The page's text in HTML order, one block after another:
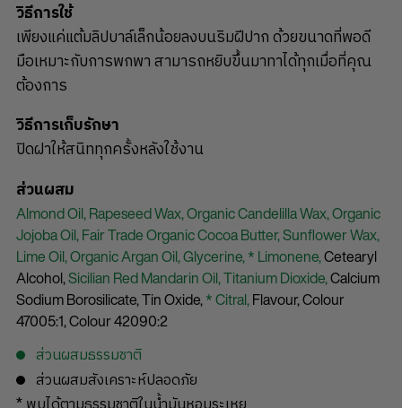
วิธีการใช้
เพียงแค่แต้มลิปบาล์เล็กน้อยลงบนริมฝีปาก ด้วยขนาดที่พอดี
มือเหมาะกับการพกพา สามารถหยิบขึ้นมาทาได้ทุกเมื่อที่คุณ
ต้องการ
วิธีการเก็บรักษา
ปิดฝาให้สนิททุกครั้งหลังใช้งาน
ส่วนผสม
Almond Oil,Rapeseed Wax,Organic Candelilla Wax,Organic
Jojoba Oil,Fair Trade Organic Cocoa Butter,Sunflower Wax,
Lime Oil,Organic Argan Oil,Glycerine,* Limonene,Cetearyl
Alcohol,Sicilian Red Mandarin Oil,Titanium Dioxide,Calcium
Sodium Borosilicate,Tin Oxide,* Citral,Flavour,Colour
47005:1,Colour 42090:2
ส่วนผสมธรรมชาติ
ส่วนผสมสังเคราะห์ปลอดภัย